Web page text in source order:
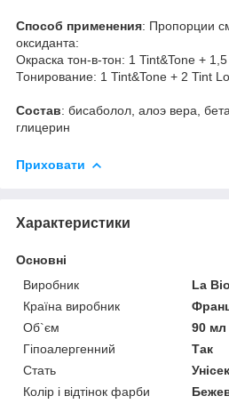
Способ применения: Пропорции
оксиданта:
Окра­ска тон-в-тон: 1 Tint&Tone +
Тони­рование: 1 Tint&Tone + 2 Tint
Состав: бисаболол, алоэ вера,
глицерин
Приховати
Характеристики
Основні
Виробник
La
Країна виробник
Об`єм
90 мл
Гіпоалергенний
Так
Стать
Колір і відтінок фарби